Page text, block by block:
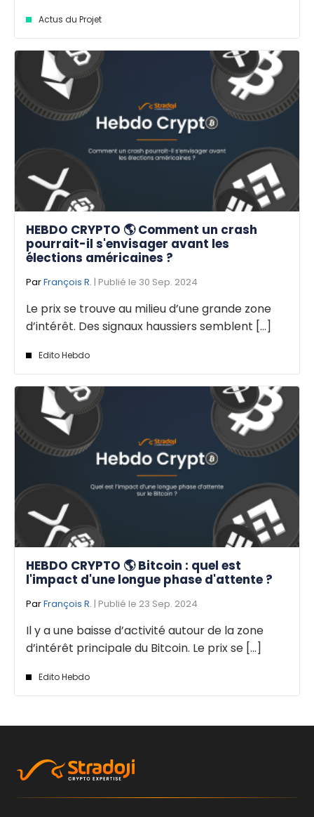
Actus du Projet
HEBDO CRYPTO 🌎 Comment un crash
pourrait-il s'envisager avant les
élections américaines ?
ParFrançois R. | Publié le 30 Sep. 2024
Le prix se trouve au milieu d’une grande zone
d’intérêt. Des signaux haussiers semblent [...]
Edito Hebdo
HEBDO CRYPTO 🌎 Bitcoin : quel est
l'impact d'une longue phase d'attente ?
ParFrançois R. | Publié le 23 Sep. 2024
Il y a une baisse d’activité autour de la zone
d’intérêt principale du Bitcoin. Le prix se [...]
Edito Hebdo